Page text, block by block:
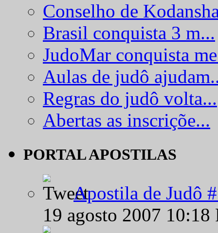
Conselho de
Brasil conquista 3 m...
JudoMar conquista
Aulas de judô
Regras do judô volta...
Abertas as inscriçõe...
PORTAL APOSTILAS
Apostila de Judô
19 agosto 2007